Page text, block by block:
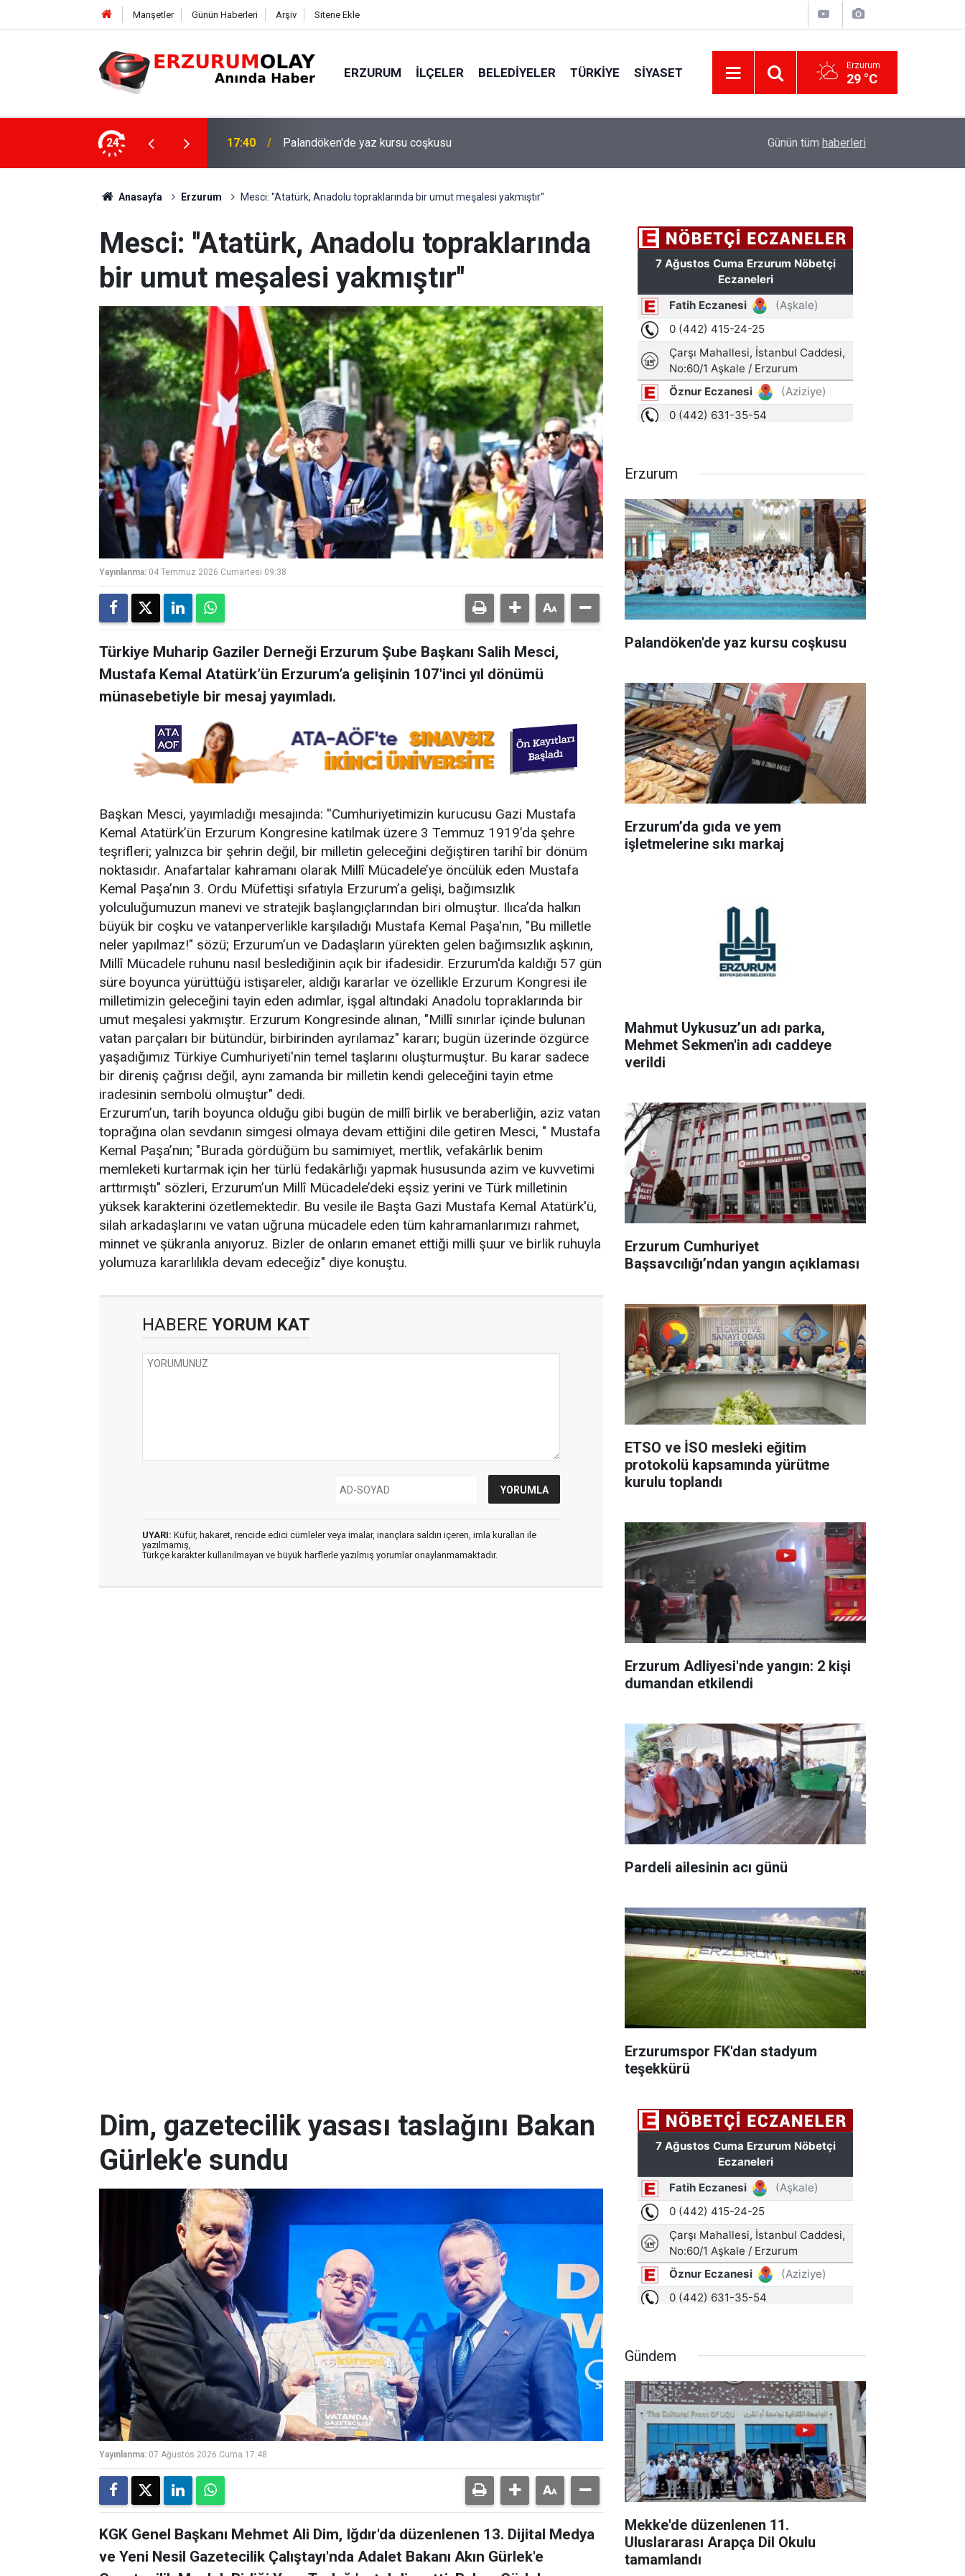
Manşetler Günün Haberleri Arşiv Sitene Ekle
ERZURUM İLÇELER BELEDIYELER TÜRKIYE SIYASET Erzurum
29 °C
24 17:37 TÜBİTAK desteği aldı Erzurum’da gıda ve yem işletmelerine sıkı
Günün tüm haberleri
Anasayfa Erzurum Mesci: ''Atatürk, Anadolu topraklarında bir umut meşalesi yakmıştır''
Mesci: ''Atatürk, Anadolu topraklarında
bir umut meşalesi yakmıştır''
Yayınlanma: 04 Temmuz 2026 Cumartesi 09:38
Türkiye Muharip Gaziler Derneği Erzurum Şube Başkanı Salih Mesci,
Mustafa Kemal Atatürk’ün Erzurum’a gelişinin 107'inci yıl dönümü
münasebetiyle bir mesaj yayımladı.
Başkan Mesci, yayımladığı mesajında: ''Cumhuriyetimizin kurucusu Gazi Mustafa
Kemal Atatürk’ün Erzurum Kongresine katılmak üzere 3 Temmuz 1919’da şehre
teşrifleri; yalnızca bir şehrin değil, bir milletin geleceğini değiştiren tarihî bir dönüm
noktasıdır. Anafartalar kahramanı olarak Millî Mücadele’ye öncülük eden Mustafa
Kemal Paşa’nın 3. Ordu Müfettişi sıfatıyla Erzurum’a gelişi, bağımsızlık
yolculuğumuzun manevi ve stratejik başlangıçlarından biri olmuştur. Ilıca’da halkın
büyük bir coşku ve vatanperverlikle karşıladığı Mustafa Kemal Paşa'nın, "Bu milletle
neler yapılmaz!" sözü; Erzurum’un ve Dadaşların yürekten gelen bağımsızlık aşkının,
Millî Mücadele ruhunu nasıl beslediğinin açık bir ifadesidir. Erzurum'da kaldığı 57 gün
süre boyunca yürüttüğü istişareler, aldığı kararlar ve özellikle Erzurum Kongresi ile
milletimizin geleceğini tayin eden adımlar, işgal altındaki Anadolu topraklarında bir
umut meşalesi yakmıştır. Erzurum Kongresinde alınan, "Millî sınırlar içinde bulunan
vatan parçaları bir bütündür, birbirinden ayrılamaz" kararı; bugün üzerinde özgürce
yaşadığımız Türkiye Cumhuriyeti'nin temel taşlarını oluşturmuştur. Bu karar sadece
bir direniş çağrısı değil, aynı zamanda bir milletin kendi geleceğini tayin etme
iradesinin sembolü olmuştur" dedi.
Erzurum’un, tarih boyunca olduğu gibi bugün de millî birlik ve beraberliğin, aziz vatan
toprağına olan sevdanın simgesi olmaya devam ettiğini dile getiren Mesci, " Mustafa
Kemal Paşa’nın; "Burada gördüğüm bu samimiyet, mertlik, vefakârlık benim
memleketi kurtarmak için her türlü fedakârlığı yapmak hususunda azim ve kuvvetimi
arttırmıştı" sözleri, Erzurum’un Millî Mücadele’deki eşsiz yerini ve Türk milletinin
yüksek karakterini özetlemektedir. Bu vesile ile Başta Gazi Mustafa Kemal Atatürk'ü,
silah arkadaşlarını ve vatan uğruna mücadele eden tüm kahramanlarımızı rahmet,
minnet ve şükranla anıyoruz. Bizler de onların emanet ettiği milli şuur ve birlik ruhuyla
yolumuza kararlılıkla devam edeceğiz" diye konuştu.
HABERE YORUM KAT
UYARI: Küfür, hakaret, rencide edici cümleler veya imalar, inançlara saldırı içeren, imla kuralları ile
yazılmamış,
Türkçe karakter kullanılmayan ve büyük harflerle yazılmış yorumlar onaylanmamaktadır.
Erzurum
Palandöken'de yaz kursu coşkusu
Erzurum’da gıda ve yem
işletmelerine sıkı markaj
Mahmut Uykusuz’un adı parka,
Mehmet Sekmen'in adı caddeye
verildi
Erzurum Cumhuriyet
Başsavcılığı’ndan yangın açıklaması
ETSO ve İSO mesleki eğitim
protokolü kapsamında yürütme
kurulu toplandı
Erzurum Adliyesi'nde yangın: 2 kişi
dumandan etkilendi
Pardeli ailesinin acı günü
Erzurumspor FK'dan stadyum
teşekkürü
Dim, gazetecilik yasası taslağını Bakan
Gürlek'e sundu
Yayınlanma: 07 Ağustos 2026 Cuma 17:48
KGK Genel Başkanı Mehmet Ali Dim, Iğdır'da düzenlenen 13. Dijital Medya
ve Yeni Nesil Gazetecilik Çalıştayı'nda Adalet Bakanı Akın Gürlek'e
Gündem
Mekke'de düzenlenen 11.
Uluslararası Arapça Dil Okulu
tamamlandı